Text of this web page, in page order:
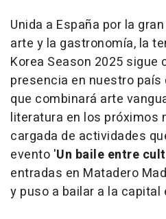
Unida a España por la
arte y la gastronomía, la
Korea Season 2025 sigue
presencia en nuestro
que combinará arte
literatura en los próximos
cargada de actividades
evento 'Un baile entre
entradas en Matadero
y puso a bailar a la capital